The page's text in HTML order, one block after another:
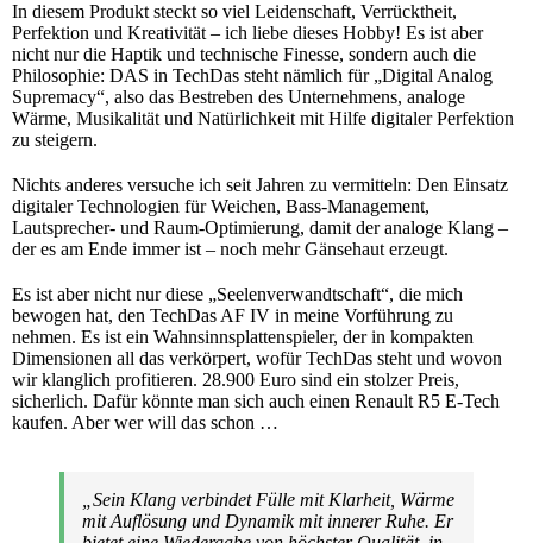
In diesem Produkt steckt so viel Leidenschaft, Verrücktheit,
Perfektion und Kreativität – ich liebe dieses Hobby! Es ist aber
nicht nur die Haptik und technische Finesse, sondern auch die
Philosophie: DAS in TechDas steht nämlich für „Digital Analog
Supremacy“, also das Bestreben des Unternehmens, analoge
Wärme, Musikalität und Natürlichkeit mit Hilfe digitaler Perfektion
zu steigern.
Nichts anderes versuche ich seit Jahren zu vermitteln: Den Einsatz
digitaler Technologien für Weichen, Bass-Management,
Lautsprecher- und Raum-Optimierung, damit der analoge Klang –
der es am Ende immer ist – noch mehr Gänsehaut erzeugt.
Es ist aber nicht nur diese „Seelenverwandtschaft“, die mich
bewogen hat, den TechDas AF IV in meine Vorführung zu
nehmen. Es ist ein Wahnsinnsplattenspieler, der in kompakten
Dimensionen all das verkörpert, wofür TechDas steht und wovon
wir klanglich profitieren. 28.900 Euro sind ein stolzer Preis,
sicherlich. Dafür könnte man sich auch einen Renault R5 E-Tech
kaufen. Aber wer will das schon …
„Sein Klang verbindet Fülle mit Klarheit, Wärme
mit Auflösung und Dynamik mit innerer Ruhe. Er